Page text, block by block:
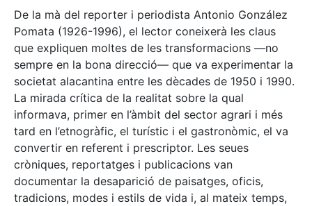
De la mà del reporter i periodista Antonio González
Pomata (1926-1996), el lector coneixerà les claus
que expliquen moltes de les transformacions —no
sempre en la bona direcció— que va experimentar la
societat alacantina entre les dècades de 1950 i 1990.
La mirada crítica de la realitat sobre la qual
informava, primer en l’àmbit del sector agrari i més
tard en l’etnogràfic, el turístic i el gastronòmic, el va
convertir en referent i prescriptor. Les seues
cròniques, reportatges i publicacions van
documentar la desaparició de paisatges, oficis,
tradicions, modes i estils de vida i, al mateix temps,